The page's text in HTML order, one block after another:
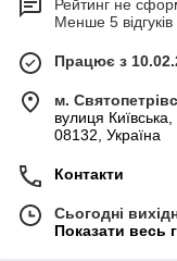
Рейтинг не
Менше 5 відгуків
Працює з
м.
вулиця Київська,
08132, Україна
Контакти
Сьогодні
Показати весь